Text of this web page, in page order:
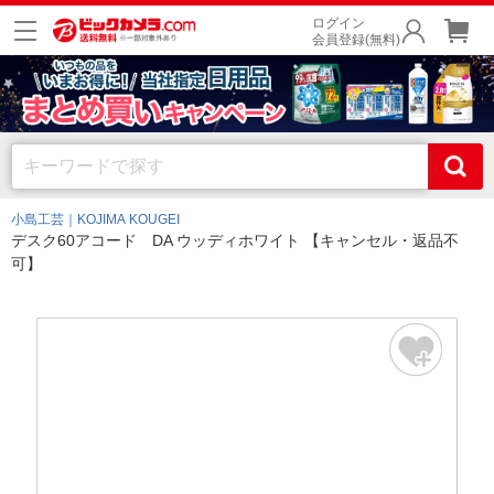
ログイン
会員登録(無料)
小島工芸｜KOJIMA KOUGEI
デスク60アコード DA ウッディホワイト 【キャンセル・返品不
可】